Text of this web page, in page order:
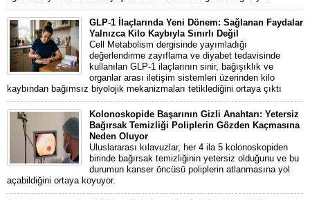
GLP-1 İlaçlarında Yeni Dönem: Sağlanan Faydalar
Yalnızca Kilo Kaybıyla Sınırlı Değil
Cell Metabolism dergisinde yayımladığı
değerlendirme zayıflama ve diyabet tedavisinde
kullanılan GLP-1 ilaçlarının sinir, bağışıklık ve
organlar arası iletişim sistemleri üzerinden kilo
kaybından bağımsız biyolojik mekanizmaları tetiklediğini ortaya çıktı
Kolonoskopide Başarının Gizli Anahtarı: Yetersiz
Bağırsak Temizliği Poliplerin Gözden Kaçmasına
Neden Oluyor
Uluslararası kılavuzlar, her 4 ila 5 kolonoskopiden
birinde bağırsak temizliğinin yetersiz olduğunu ve bu
durumun kanser öncüsü poliplerin atlanmasına yol
açabildiğini ortaya koyuyor.